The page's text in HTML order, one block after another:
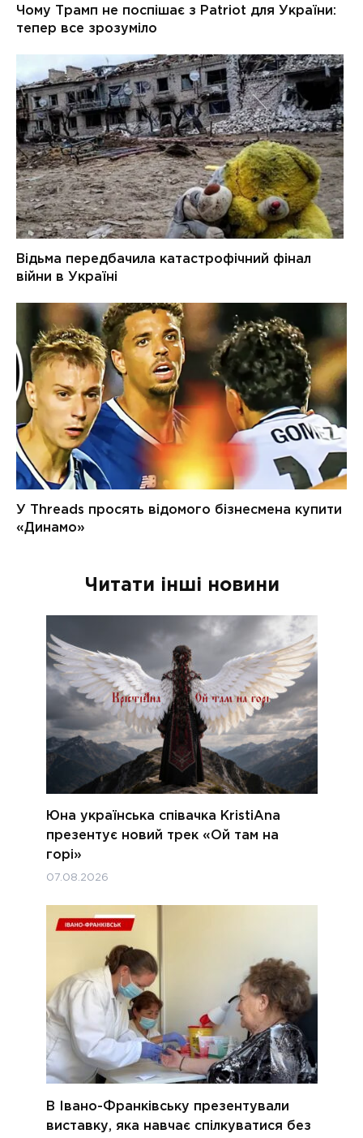
Читати інші новини
Юна українська співачка KristiAna
презентує новий трек «Ой там на
горі»
07.08.2026
В Івано-Франківську презентували
виставку, яка навчає спілкуватися без